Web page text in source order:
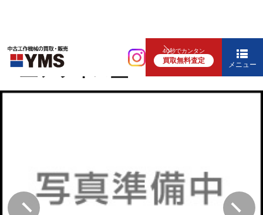
40秒でカンタン
買取無料査定 メニュー
汎用フライス盤
#6立フライス盤